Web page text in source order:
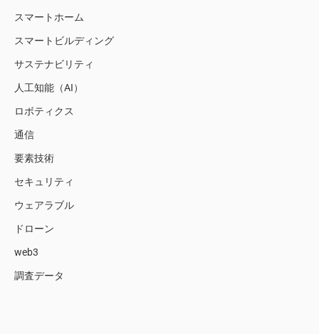
スマートホーム
スマートビルディング
サステナビリティ
人工知能（AI）
ロボティクス
通信
要素技術
セキュリティ
ウェアラブル
ドローン
web3
調査データ